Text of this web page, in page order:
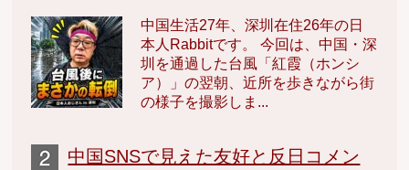
中国生活27年、深圳在住26年の日
本人Rabbitです。 今回は、中国・深
圳を通過した台風「紅霞（ホンシ
ア）」の翌朝、近所を歩きながら街
の様子を撮影しま...
中国SNSで見えた友好と反日コメン